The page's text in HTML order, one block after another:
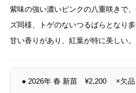
:
¥
2
,
2
0
–
¥
,
紫味の強い濃いピンクの八重咲きで
ズ同様、トゲのないつるばらとなり
甘い香りがあり、紅葉が特に美しい。
● 2026年 春 新苗 ¥2,200 ×欠品